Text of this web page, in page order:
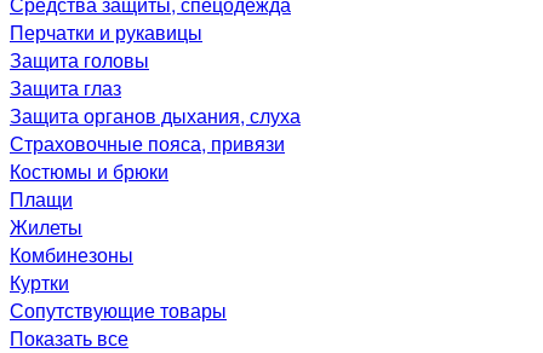
Перчатки и рукавицы
Защита головы
Защита глаз
Защита органов дыхания, слуха
Страховочные пояса, привязи
Костюмы и брюки
Плащи
Жилеты
Комбинезоны
Куртки
Сопутствующие товары
Показать все